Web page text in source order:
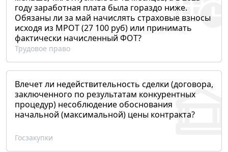
году заработная плата была гораздо ниже.
Обязаны ли за май начислять страховые взносы
исходя из МРОТ (27 100 руб) или принимать
фактически начисленный ФОТ?
Трудовое право
Влечет ли недействительность сделки (договора,
заключенного по результатам конкурентных
процедур) несоблюдение обоснования
начальной (максимальной) цены контракта?
Госзакупки